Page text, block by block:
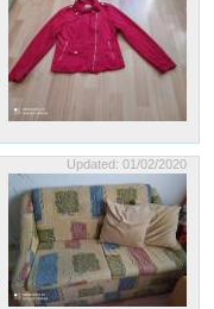
Updated: 01/02/2020